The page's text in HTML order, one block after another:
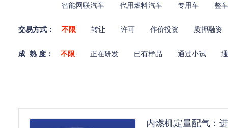
智能网联汽车 代用燃料汽车 专用车 整
交易方式： 不限 转让 许可 作价投资 质押融资
成 熟 度： 不限 正在研发 已有样品 通过小试
内燃机定量配气：